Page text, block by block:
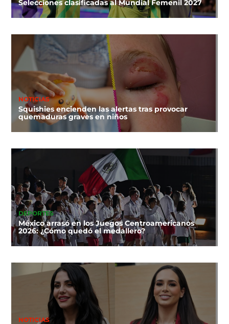
Selecciones clasificadas al Mundial Femenil 2027
NOTICIAS
Squishies encienden las alertas tras provocar
quemaduras graves en niños
DEPORTES
México arrasó en los Juegos Centroamericanos
2026: ¿Cómo quedó el medallero?
NOTICIAS